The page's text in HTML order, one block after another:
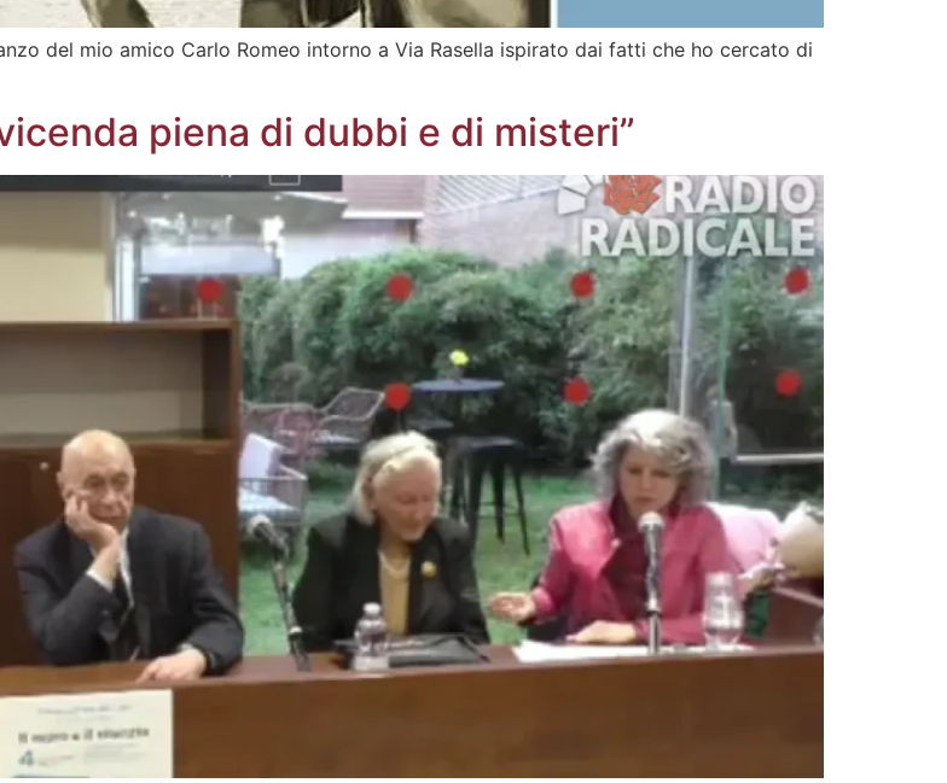
del mio amico Carlo Romeo intorno a Via Rasella ispirato dai fatti che ho cercato di
piena di dubbi e di misteri”